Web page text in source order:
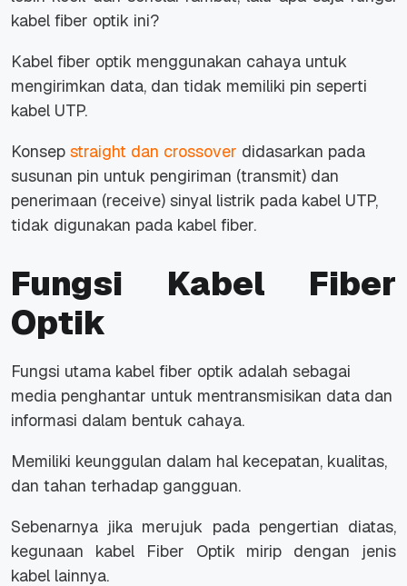
kabel fiber optik ini?
Kabel fiber optik menggunakan cahaya untuk
mengirimkan data, dan tidak memiliki pin seperti
kabel UTP.
Konsep straight dan crossover didasarkan pada
susunan pin untuk pengiriman (transmit) dan
penerimaan (receive) sinyal listrik pada kabel UTP,
tidak digunakan pada kabel fiber.
Fungsi Kabel Fiber
Optik
Fungsi utama kabel fiber optik adalah sebagai
media penghantar untuk mentransmisikan data dan
informasi dalam bentuk cahaya.
Memiliki keunggulan dalam hal kecepatan, kualitas,
dan tahan terhadap gangguan.
Sebenarnya jika merujuk pada pengertian diatas,
kegunaan kabel Fiber Optik mirip dengan jenis
kabel lainnya.